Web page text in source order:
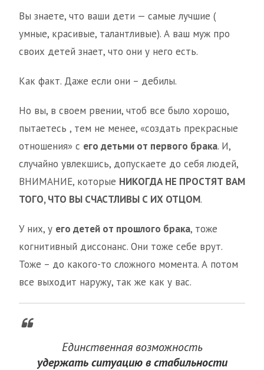
Вы знаете, что ваши дети — самые лучшие (
умные, красивые, талантливые). А ваш муж про
своих детей знает, что они у него есть.
Как факт. Даже если они – дебилы.
Но вы, в своем рвении, чтоб все было хорошо,
пытаетесь , тем не менее, «создать прекрасные
отношения» с его детьми от первого брака. И,
случайно увлекшись, допускаете до себя людей,
ВНИМАНИЕ, которые НИКОГДА НЕ ПРОСТЯТ ВАМ
ТОГО, ЧТО ВЫ СЧАСТЛИВЫ С ИХ ОТЦОМ.
У них, у его детей от прошлого брака, тоже
когнитивный диссонанс. Они тоже себе врут.
Тоже – до какого-то сложного момента. А потом
все выходит наружу, так же как у вас.
Единственная возможность
удержать ситуацию в стабильности